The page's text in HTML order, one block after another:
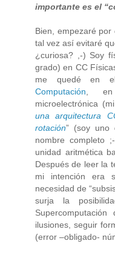
importante es el
Bien, empezaré por
tal vez así evitaré
¿curiosa? ,-) Soy
grado) en CC
me quedé en
Computación , en
microelectrónica
una arquitectura
rotación” (soy uno
nombre completo
unidad aritmética
Después de leer la
mi intención era
necesidad de
surja la
ilusiones, seguir
(error –obligado-